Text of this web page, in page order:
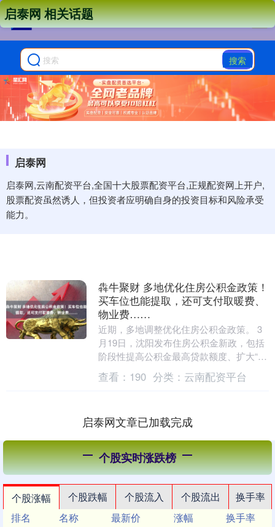
搜索
启泰网
启泰网,云南配资平台,全国十大股票配资平台,正规配资网上开户,
股票配资虽然诱人，但投资者应明确自身的投资目标和风险承受
能力。
启泰网 相关话题
犇牛聚财 多地优化住房公积金政策！
买车位也能提取，还可支付取暖费、
物业费……
近期，多地调整优化住房公积金政策。 3
月19日，沈阳发布住房公积金新政，包括
阶段性提高公积金最高贷款额度、扩大“商
转公”贷款支持范围、阶段性取消公积金贷
款次数限....
查看： 190 分类： 云南配资平台
启泰网文章已加载完成
个股实时涨跌榜
个股涨幅 个股跌幅 个股流入 个股流出
换手率
排名
名称 最新价 涨幅
换手率